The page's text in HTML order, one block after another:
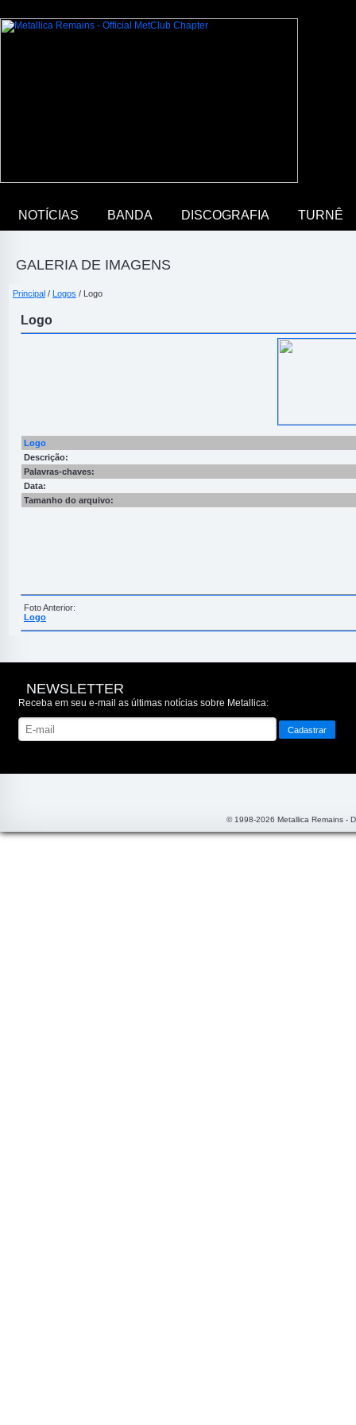
NOTÍCIAS BANDA DISCOGRAFIA TURNÊ
GALERIA DE IMAGENS
Principal / Logos / Logo
Logo
Logo
Descrição:
Palavras-chaves:
Data:
Tamanho do arquivo:
Foto Anterior:
Logo
NEWSLETTER
Receba em seu e-mail as últimas notícias sobre Metallica:
© 1998-2026 Metallica Remains -